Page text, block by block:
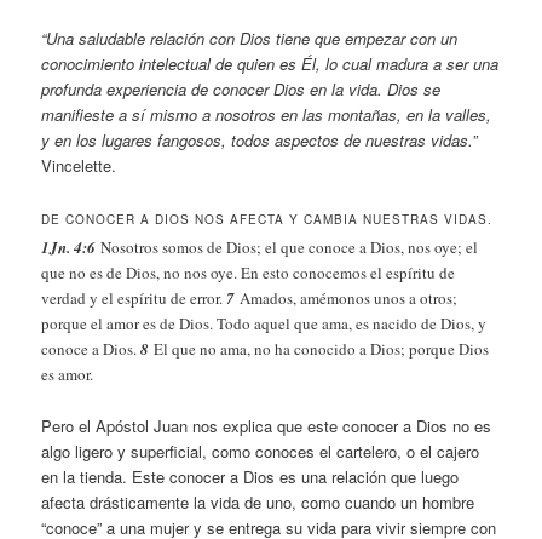
“Una saludable relación con Dios tiene que empezar con un
conocimiento intelectual de quien es Él, lo cual madura a ser una
profunda experiencia de conocer Dios en la vida. Dios se
manifieste a sí mismo a nosotros en las montañas, en la valles,
y en los lugares fangosos, todos aspectos de nuestras vidas.”
Vincelette.
DE CONOCER A DIOS NOS AFECTA Y CAMBIA NUESTRAS VIDAS.
1Jn. 4:6Nosotros somos de Dios; el que conoce a Dios, nos oye; el
que no es de Dios, no nos oye. En esto conocemos el espíritu de
verdad y el espíritu de error. 7Amados, amémonos unos a otros;
porque el amor es de Dios. Todo aquel que ama, es nacido de Dios, y
conoce a Dios.8El que no ama, no ha conocido a Dios; porque Dios
es amor.
Pero el Apóstol Juan nos explica que este conocer a Dios no es
algo ligero y superficial, como conoces el cartelero, o el cajero
en la tienda. Este conocer a Dios es una relación que luego
afecta drásticamente la vida de uno, como cuando un hombre
“conoce” a una mujer y se entrega su vida para vivir siempre con